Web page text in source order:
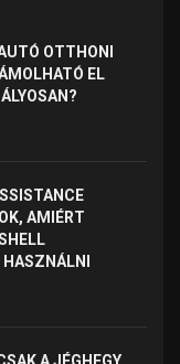
OTTHONI
EL
AMIÉRT
HASZNÁLNI
A JÉGHEGY